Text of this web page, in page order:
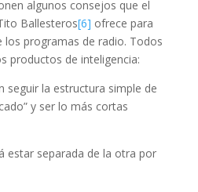
algunos consejos que el
Ballesteros[6] ofrece para
programas de radio. Todos
productos de inteligencia:
seguir la estructura simple de
y ser lo más cortas
estar separada de la otra por